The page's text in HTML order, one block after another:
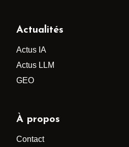
Actualités
Actus IA
Actus LLM
GEO
À propos
Contact